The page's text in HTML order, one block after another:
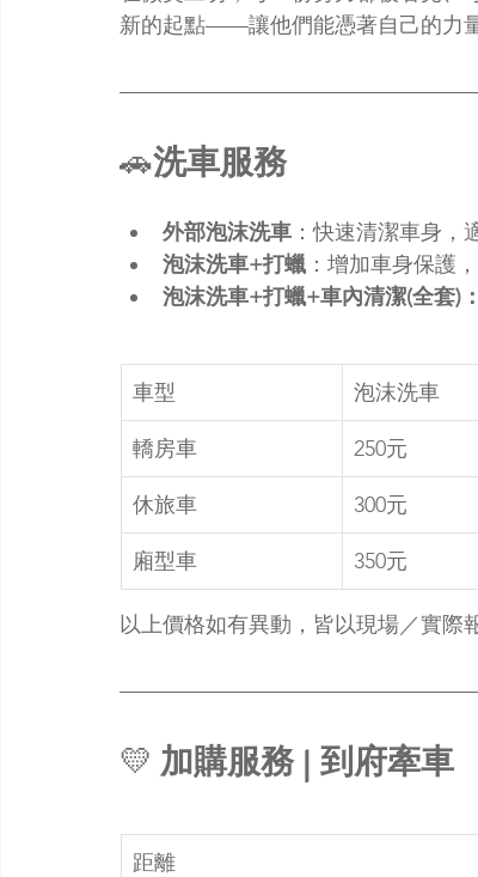
新的起點——讓他們能憑著自己的力
🚗洗車服務
外部泡沫洗車 ：快速清潔車身，
泡沫洗車+打蠟 ：增加車身保護
泡沫洗車+打蠟+車內清潔(全套)：
車型 泡沫洗車
轎房車 250元
休旅車 300元
廂型車 350元
以上價格如有異動，皆以現場／實際
💛 加購服務 | 到府牽車
距離